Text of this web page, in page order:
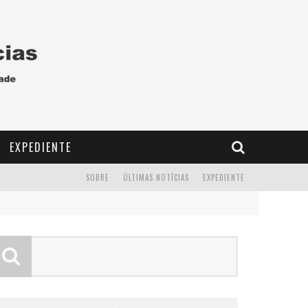
EXPEDIENTE
EXPEDIENTE
ÚLTIMAS NOTÍCIAS
SOBRE